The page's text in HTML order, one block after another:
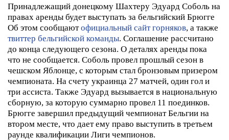
Принадлежащий донецкому Шахтеру Эдуард Соболь на
правах аренды будет выступать за бельгийский Брюгге
Об этом сообщаютофициальный сайт горняков, а также
твиттер бельгийской команды. Соглашение рассчитано
до конца следующего сезона. О деталях аренды пока
что не сообщается. Соболь провел прошлый сезон в
чешском Яблонце, с которым стал бронзовым призером
чемпионата. На счету украинца 27 матчей, один гол и
три ассиста. Также Эдуард вызывается в национальную
сборную, за которую суммарно провел 11 поединков.
Брюгге завершил предыдущий чемпионат Бельгии на
втором месте, что дает ему право выступить в третьем
раунде квалификации Лиги чемпионов.